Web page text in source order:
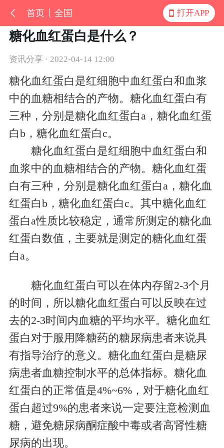
首页 全国 打开APP
糖化血红蛋白是什么？
资讯分享 · 2022-04-14 12:00
糖化血红蛋白是红细胞中血红蛋白和血浆
中的血糖相结合的产物。糖化血红蛋白有
三种，分别是糖化血红蛋白a，糖化血红蛋
白b，糖化血红蛋白c。
糖化血红蛋白是红细胞中血红蛋白和
血浆中的血糖相结合的产物。糖化血红蛋
白有三种，分别是糖化血红蛋白a，糖化血
红蛋白b，糖化血红蛋白c。其中糖化血红
蛋白a性质比较稳定，通常所测定的糖化血
红蛋白数值，主要就是测定的糖化血红蛋
白a。
糖化血红蛋白可以在体内存留2-3个月
的时间，所以糖化血红蛋白可以反映在过
去的2-3时间内血糖的平均水平。糖化血红
蛋白对于服用降糖药的糖尿病患者来说具
有指导治疗的意义。糖化血红蛋白是糖尿
病患者血糖控制水平的总体指标。糖化血
红蛋白的正常值是4%~6%，对于糖化血红
蛋白超过9%的患者来说一定要注意检测血
糖，避免糖尿病酮症酸中毒或者高肾性糖
尿病的出现。